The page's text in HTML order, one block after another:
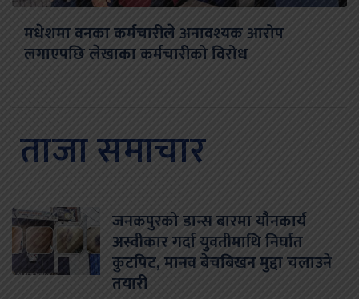
मधेशमा वनका कर्मचारीले अनावश्यक आरोप
लगाएपछि लेखाका कर्मचारीको विरोध
ताजा समाचार
जनकपुरको डान्स बारमा यौनकार्य
अस्वीकार गर्दा युवतीमाथि निर्घात
कुटपिट, मानव बेचबिखन मुद्दा चलाउने
तयारी